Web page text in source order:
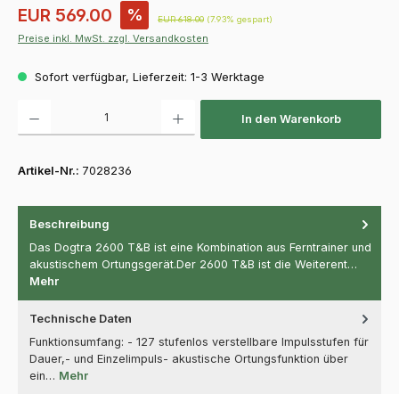
Verkaufspreis:
EUR 569.00 % Regulärer Preis:
EUR 618.00 (7.93% gespart)
Preise inkl. MwSt. zzgl. Versandkosten
Sofort verfügbar, Lieferzeit: 1-3 Werktage
In den Warenkorb
Artikel-Nr.: 7028236
Beschreibung
Das Dogtra 2600 T&B ist eine Kombination aus Ferntrainer und
akustischem Ortungsgerät.Der 2600 T&B ist die Weiterent…
Mehr
Technische Daten
Funktionsumfang: - 127 stufenlos verstellbare Impulsstufen für
Dauer,- und Einzelimpuls- akustische Ortungsfunktion über
ein… Mehr